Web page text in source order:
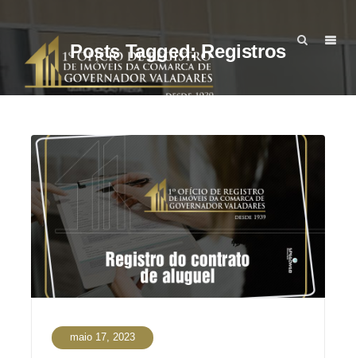
Posts Tagged: Registros
maio 17, 2023